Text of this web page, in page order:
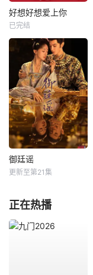
好想好想爱上你
已完结
御廷谣
更新至第21集
正在热播